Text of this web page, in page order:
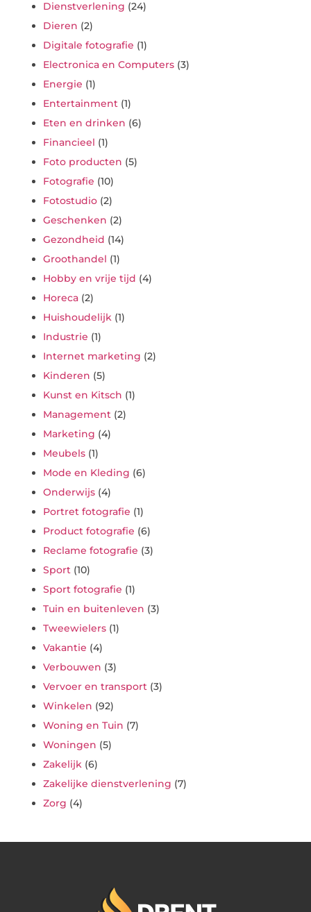
Dienstverlening (24)
Dieren (2)
Digitale fotografie (1)
Electronica en Computers (3)
Energie (1)
Entertainment (1)
Eten en drinken (6)
Financieel (1)
Foto producten (5)
Fotografie (10)
Fotostudio (2)
Geschenken (2)
Gezondheid (14)
Groothandel (1)
Hobby en vrije tijd (4)
Horeca (2)
Huishoudelijk (1)
Industrie (1)
Internet marketing (2)
Kinderen (5)
Kunst en Kitsch (1)
Management (2)
Marketing (4)
Meubels (1)
Mode en Kleding (6)
Onderwijs (4)
Portret fotografie (1)
Product fotografie (6)
Reclame fotografie (3)
Sport (10)
Sport fotografie (1)
Tuin en buitenleven (3)
Tweewielers (1)
Vakantie (4)
Verbouwen (3)
Vervoer en transport (3)
Winkelen (92)
Woning en Tuin (7)
Woningen (5)
Zakelijk (6)
Zakelijke dienstverlening (7)
Zorg (4)